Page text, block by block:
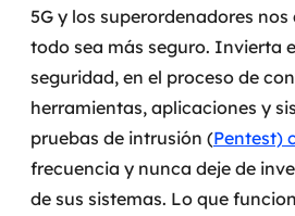
5G y los superordenadores
todo sea más seguro. Invierta
seguridad, en el proceso de
herramientas, aplicaciones y
pruebas de intrusión (Pentest)
frecuencia y nunca deje de
de sus sistemas. Lo que